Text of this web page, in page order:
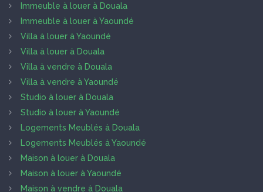
Immeuble à louer à Douala
Immeuble à louer à Yaoundé
Villa à louer à Yaoundé
Villa à louer à Douala
Villa à vendre à Douala
Villa à vendre à Yaoundé
Studio à louer à Douala
Studio à louer à Yaoundé
Logements Meublés à Douala
Logements Meublés à Yaoundé
Maison à louer à Douala
Maison à louer à Yaoundé
Maison à vendre à Douala